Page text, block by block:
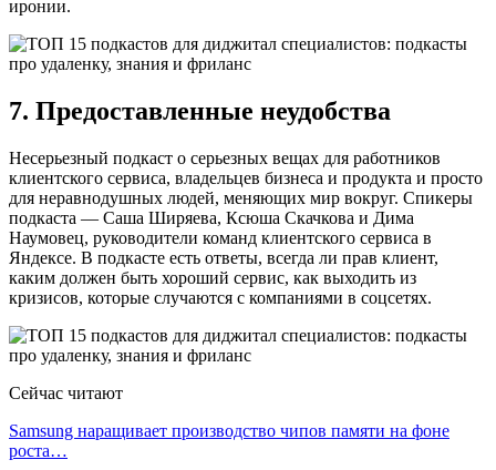
иронии.
7. Предоставленные неудобства
Несерьезный подкаст о серьезных вещах для работников
клиентского сервиса, владельцев бизнеса и продукта и просто
для неравнодушных людей, меняющих мир вокруг. Спикеры
подкаста — Саша Ширяева, Ксюша Скачкова и Дима
Наумовец, руководители команд клиентского сервиса в
Яндексе. В подкасте есть ответы, всегда ли прав клиент,
каким должен быть хороший сервис, как выходить из
кризисов, которые случаются с компаниями в соцсетях.
Сейчас читают
Samsung наращивает производство чипов памяти на фоне
роста…